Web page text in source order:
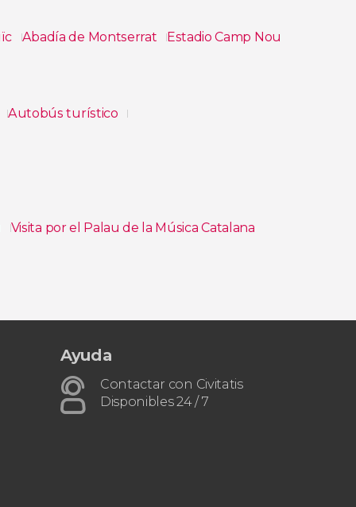
Abadía de Montserrat Estadio Camp Nou
Autobús turístico
Visita por el Palau de la Música Catalana
Ayuda
Contactar con Civitatis
Disponibles 24 / 7